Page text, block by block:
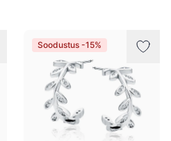
Soodustus -15%